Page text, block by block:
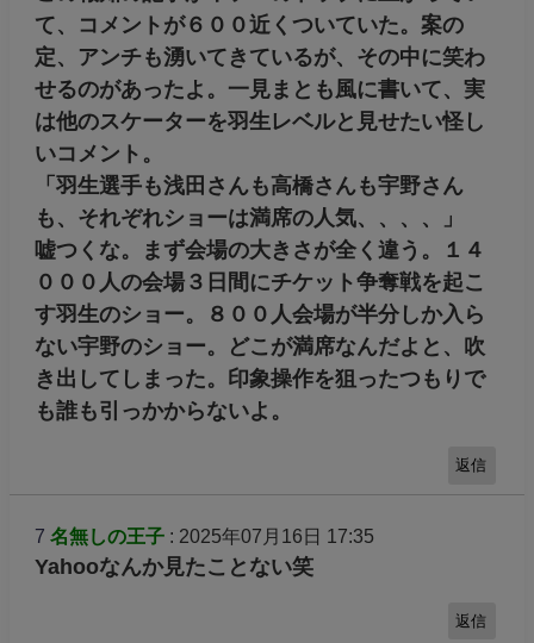
て、コメントが６００近くついていた。案の
定、アンチも湧いてきているが、その中に笑わ
せるのがあったよ。一見まとも風に書いて、実
は他のスケーターを羽生レベルと見せたい怪し
いコメント。
「羽生選手も浅田さんも高橋さんも宇野さん
も、それぞれショーは満席の人気、、、、」
嘘つくな。まず会場の大きさが全く違う。１４
０００人の会場３日間にチケット争奪戦を起こ
す羽生のショー。８００人会場が半分しか入ら
ない宇野のショー。どこが満席なんだよと、吹
き出してしまった。印象操作を狙ったつもりで
も誰も引っかからないよ。
返信
7 名無しの王子: 2025年07月16日 17:35
Yahooなんか見たことない笑
返信